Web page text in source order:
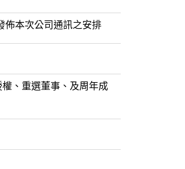
佈本次公司通訊之安排
、重選董事、及周年成